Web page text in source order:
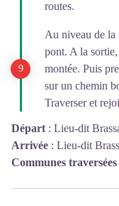
routes.
Au niveau de la
pont. A la
montée. Puis
sur un chemin
Traverser et
Départ : Lieu-dit
Arrivée : Lieu-dit
Communes traversées